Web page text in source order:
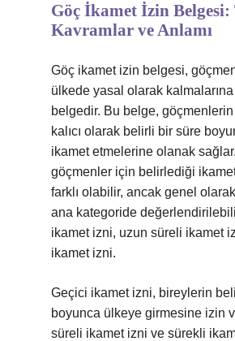
Göç İkamet İzin Belgesi:
Kavramlar ve Anlamı
Göç ikamet izin belgesi,
ülkede yasal olarak
belgedir. Bu belge,
kalıcı olarak belirli bir süre
ikamet etmelerine olanak
göçmenler için belirlediği
farklı olabilir, ancak genel
ana kategoride
ikamet izni, uzun süreli ikamet
ikamet izni.
Geçici ikamet izni, bireylerin
boyunca ülkeye girmesine izin
süreli ikamet izni ve sürekli